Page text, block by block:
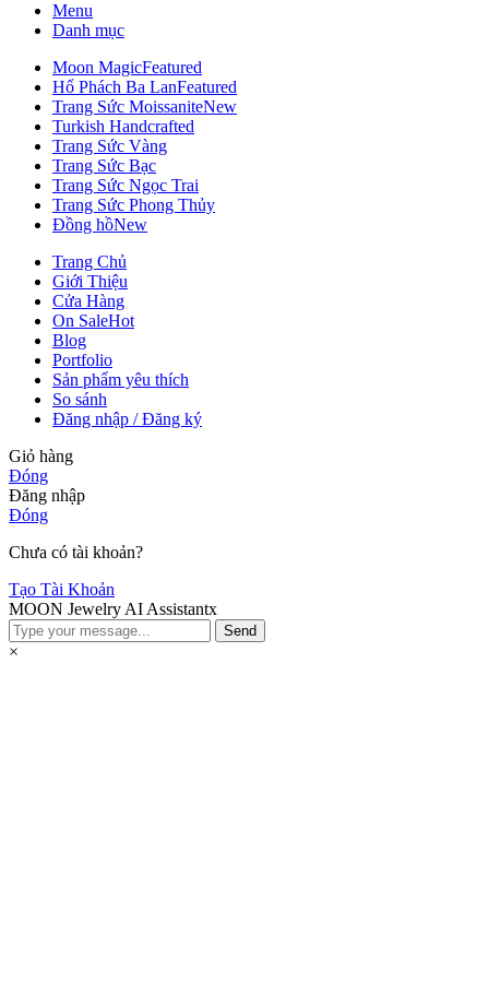
Menu
Danh mục
Moon MagicFeatured
Hổ Phách Ba LanFeatured
Trang Sức MoissaniteNew
Turkish Handcrafted
Trang Sức Vàng
Trang Sức Bạc
Trang Sức Ngọc Trai
Trang Sức Phong Thủy
Đồng hồNew
Trang Chủ
Giới Thiệu
Cửa Hàng
On SaleHot
Blog
Portfolio
Sản phẩm yêu thích
So sánh
Đăng nhập / Đăng ký
Giỏ hàng
Đóng
Đăng nhập
Đóng
Chưa có tài khoản?
Tạo Tài Khoản
MOON Jewelry AI Assistantx
Send
×